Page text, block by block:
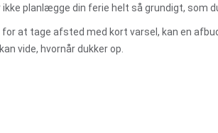
ikke planlægge din ferie helt så grundigt, som
for at tage afsted med kort varsel, kan en
vide, hvornår dukker op.